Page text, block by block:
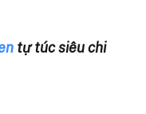
tự túc siêu chi